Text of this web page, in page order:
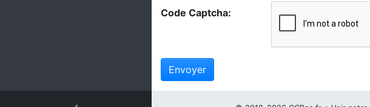
Code Captcha:
Envoyer